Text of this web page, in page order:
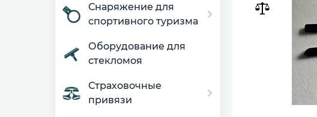
Снаряжение для
спортивного туризма
Оборудование для
стекломоя
Страховочные
привязи